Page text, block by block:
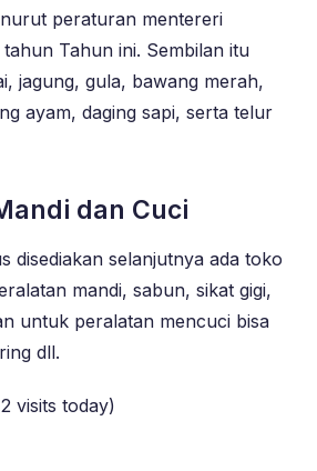
peraturan mentereri
Tahun ini. Sembilan itu
jagung, gula, bawang merah,
ayam, daging sapi, serta telur
dan Cuci
disediakan selanjutnya ada toko
mandi, sabun, sikat gigi,
untuk peralatan mencuci bisa
dll.
visits today)